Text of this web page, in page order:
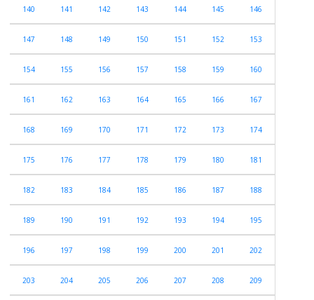
140 141 142 143 144 145 146
147 148 149 150 151 152 153
154 155 156 157 158 159 160
161 162 163 164 165 166 167
168 169 170 171 172 173 174
175 176 177 178 179 180 181
182 183 184 185 186 187 188
189 190 191 192 193 194 195
196 197 198 199 200 201 202
203 204 205 206 207 208 209